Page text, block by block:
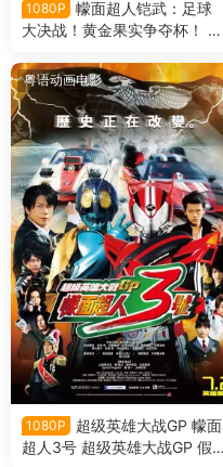
1080P
幪面超人铠武：足球
大决战！黄金果实争夺杯！ 假
金果实争夺杯！粤语版
粤语动画电影
1080P
超级英雄大战GP 幪面
超人3号 超级英雄大战GP 假